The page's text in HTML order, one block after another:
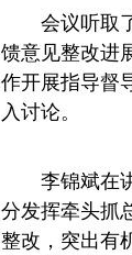
会议听取
馈意见整改进
作开展指导督
入讨论。
李锦斌在
分发挥牵头抓
整改，突出有